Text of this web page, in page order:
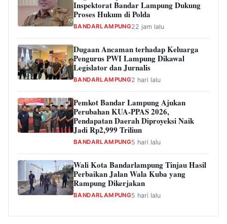
Inspektorat Bandar Lampung Dukung
Proses Hukum di Polda
BANDARLAMPUNG22 jam lalu
Dugaan Ancaman terhadap Keluarga
Pengurus PWI Lampung Dikawal
Legislator dan Jurnalis
BANDARLAMPUNG2 hari lalu
Pemkot Bandar Lampung Ajukan
Perubahan KUA-PPAS 2026,
Pendapatan Daerah Diproyeksi Naik
Jadi Rp2,999 Triliun
BANDARLAMPUNG5 hari lalu
Wali Kota Bandarlampung Tinjau Hasil
Perbaikan Jalan Wala Kuba yang
Rampung Dikerjakan
BANDARLAMPUNG5 hari lalu